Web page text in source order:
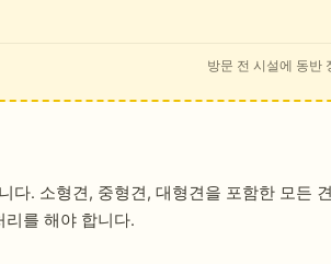
방문 전 시설에 동반
. 소형견, 중형견, 대형견을 포함한 모든
를 해야 합니다.